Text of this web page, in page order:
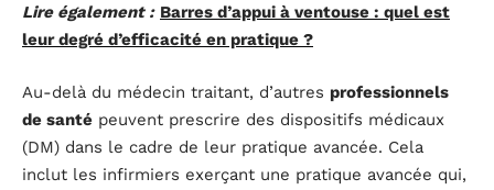
Lire également : Barres d’appui à ventouse : quel est
leur degré d’efficacité en pratique ?
Au-delà du médecin traitant, d’autres professionnels
de santé peuvent prescrire des dispositifs médicaux
(DM) dans le cadre de leur pratique avancée. Cela
inclut les infirmiers exerçant une pratique avancée qui,